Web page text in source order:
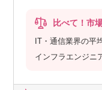
比べて！市
IT・通信業界の平
インフラエンジニ